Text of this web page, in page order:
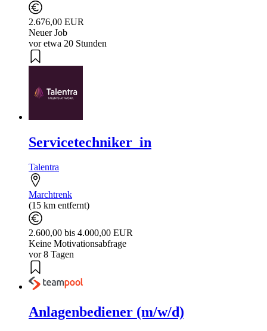
2.676,00 EUR
Neuer Job
vor etwa 20 Stunden
Servicetechniker_in
Talentra
Marchtrenk
(15 km entfernt)
2.600,00 bis 4.000,00 EUR
Keine Motivationsabfrage
vor 8 Tagen
Anlagenbediener (m/w/d)